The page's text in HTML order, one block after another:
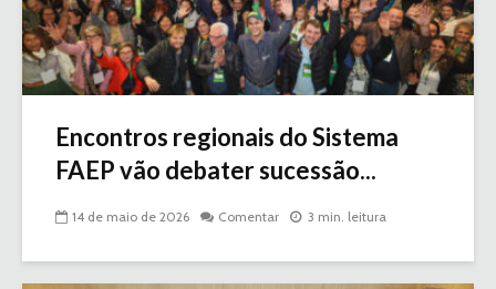
Encontros regionais do Sistema
FAEP vão debater sucessão...
14 de maio de 2026 Comentar 3 min. leitura